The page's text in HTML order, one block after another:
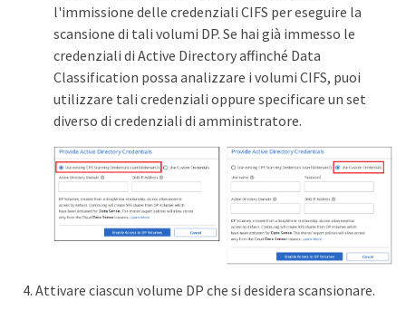
l'immissione delle credenziali CIFS per eseguire la
scansione di tali volumi DP. Se hai già immesso le
credenziali di Active Directory affinché Data
Classification possa analizzare i volumi CIFS, puoi
utilizzare tali credenziali oppure specificare un set
diverso di credenziali di amministratore.
Attivare ciascun volume DP che si desidera scansionare.